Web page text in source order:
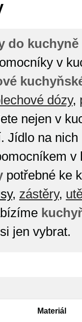
do
v
dózy,
nejen v
Jídlo na nich
potřebné ke
, zástěry,
jen vybrat.
Materiál